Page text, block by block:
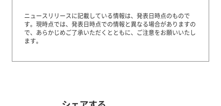
ニュースリリースに記載している情報は、発表日時点のもので
す。 現時点では、発表日時点での情報と異なる場合がありますの
で、あらかじめご了承いただくとともに、ご注意をお願いいたし
ます。